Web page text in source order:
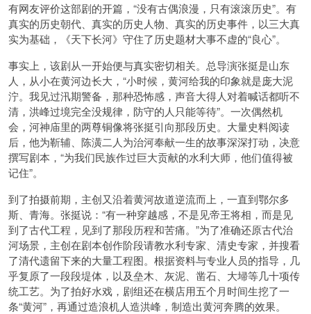
有网友评价这部剧的开篇，“没有古偶浪漫，只有滚滚历史”。有
真实的历史朝代、真实的历史人物、真实的历史事件，以三大真
实为基础，《天下长河》守住了历史题材大事不虚的“良心”。
事实上，该剧从一开始便与真实密切相关。总导演张挺是山东
人，从小在黄河边长大，“小时候，黄河给我的印象就是庞大泥
泞。我见过汛期警备，那种恐怖感，声音大得人对着喊话都听不
清，洪峰过境完全没规律，防守的人只能等待”。一次偶然机
会，河神庙里的两尊铜像将张挺引向那段历史。大量史料阅读
后，他为靳辅、陈潢二人为治河奉献一生的故事深深打动，决意
撰写剧本，“为我们民族作过巨大贡献的水利大师，他们值得被
记住”。
到了拍摄前期，主创又沿着黄河故道逆流而上，一直到鄂尔多
斯、青海。张挺说：“有一种穿越感，不是见帝王将相，而是见
到了古代工程，见到了那段历程和苦痛。”为了准确还原古代治
河场景，主创在剧本创作阶段请教水利专家、清史专家，并搜看
了清代遗留下来的大量工程图。根据资料与专业人员的指导，几
乎复原了一段段堤体，以及垒木、灰泥、凿石、大埽等几十项传
统工艺。为了拍好水戏，剧组还在横店用五个月时间生挖了一
条“黄河”，再通过造浪机人造洪峰，制造出黄河奔腾的效果。